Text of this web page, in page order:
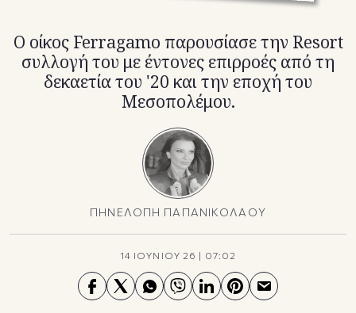
Ο οίκος Ferragamo παρουσίασε την Resort
συλλογή του με έντονες επιρροές από τη
δεκαετία του '20 και την εποχή του
Μεσοπολέμου.
ΠΗΝΕΛΟΠΗ ΠΑΠΑΝΙΚΟΛΑΟΥ
14 ΙΟΥΝΙΟΥ 26 | 07:02